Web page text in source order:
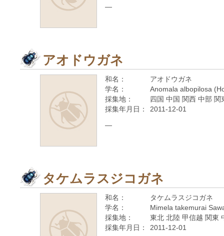
—
アオドウガネ
和名：
アオドウガネ
学名：
Anomala albopilosa
採集地：
四国 中国 関西 中部
採集年月日：
2011-12-01
—
タケムラスジコガネ
和名：
タケムラスジコガネ
学名：
Mimela takemurai
採集地：
東北 北陸 甲信越 関東
採集年月日：
2011-12-01